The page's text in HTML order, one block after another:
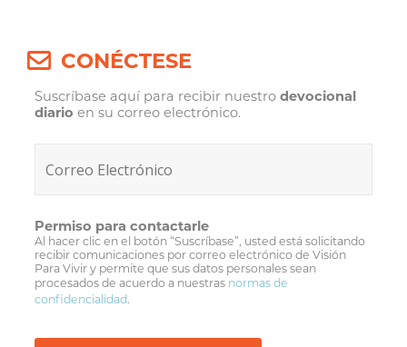
CONÉCTESE
Suscríbase aquí para recibir nuestrodevocional
diario en su correo electrónico.
Permiso para contactarle
Al hacer clic en el botón “Suscríbase”, usted está solicitando
recibir comunicaciones por correo electrónico de Visión
Para Vivir y permite que sus datos personales sean
procesados de acuerdo a nuestras normas de
confidencialidad.